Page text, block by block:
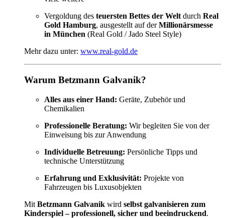
Vergoldung des teuersten Bettes der Welt durch Real
Gold Hamburg, ausgestellt auf derMillionärsmesse
in München (Real Gold / Jado Steel Style)
Mehr dazu unter: www.real-gold.de
Warum Betzmann Galvanik?
Alles aus einer Hand: Geräte, Zubehör und
Chemikalien
Professionelle Beratung: Wir begleiten Sie von der
Einweisung bis zur Anwendung
Individuelle Betreuung: Persönliche Tipps und
technische Unterstützung
Erfahrung und Exklusivität: Projekte von
Fahrzeugen bis Luxusobjekten
Mit Betzmann Galvanik wird selbst galvanisieren zum
Kinderspiel – professionell, sicher und beeindruckend.